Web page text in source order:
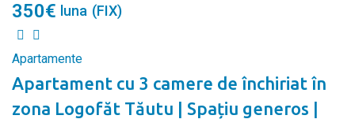
350€ luna (FIX)
Apartamente
Apartament cu 3 camere de închiriat în
zona Logofăt Tăutu | Spațiu generos |